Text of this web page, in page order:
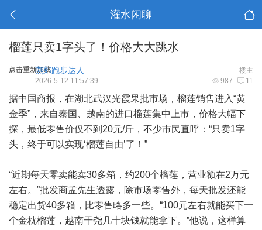
灌水闲聊
榴莲只卖1字头了！价格大大跳水
点击重新加载 楼主
燕郊跑步达人
987 11
2026-5-12 11:57:39
据中国商报，在湖北武汉光霞果批市场，榴莲销售进入“黄
金季”，来自泰国、越南的进口榴莲集中上市，价格大幅下
探，最低零售价仅不到20元/斤，不少市民直呼：“只卖1字
头，终于可以实现‘榴莲自由’了！”
“近期每天零卖能卖30多箱，约200个榴莲，营业额在2万元
左右。”批发商孟先生透露，除市场零售外，每天批发还能
稳定出货40多箱，比零售略多一些。“100元左右就能买下一
个金枕榴莲，越南干尧几十块钱就能拿下。”他说，这样算